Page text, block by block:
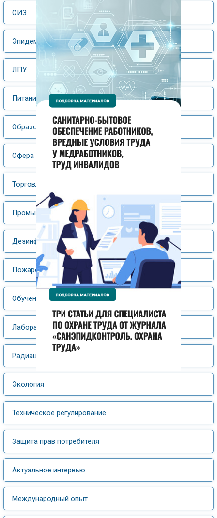
СИЗ
Эпидемиология
ЛПУ
Питание
Образование
Сфера услуг
Торговля
Промышленность
Дезинфекция, дезинсекция, дератизация
Пожаро- и электробезопасность
Обучение и аттестация персонала
Лабораторные исследования
Радиационная гигиена
Экология
Техническое регулирование
Защита прав потребителя
Актуальное интервью
Международный опыт